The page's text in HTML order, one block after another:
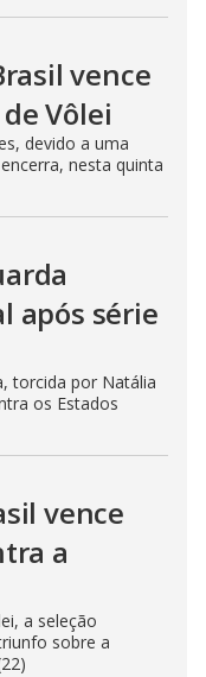
vence
Vôlei
devido a uma
nesta quinta
após série
torcida por Natália
os Estados
vence
a
a seleção
sobre a